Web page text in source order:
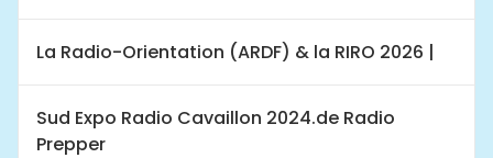
La Radio-Orientation (ARDF) & la RIRO 2026 |
Sud Expo Radio Cavaillon 2024.de Radio
Prepper